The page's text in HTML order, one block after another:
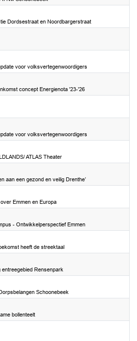
Dordsestraat en Noordbargerstraat
voor volksvertegenwoordigers
concept Energienota '23-'26
voor volksvertegenwoordigers
ATLAS Theater
aan een gezond en veilig Drenthe’
Emmen en Europa
- Ontwikkelperspectief Emmen
heeft de streektaal
entreegebied Rensenpark
Schoonebeek
bollenteelt